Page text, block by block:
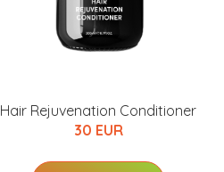
Hair Rejuvenation Conditioner
30 EUR